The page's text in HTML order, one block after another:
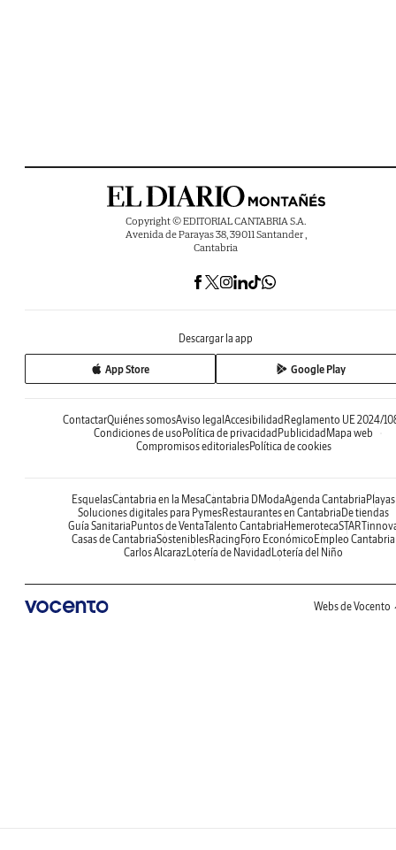
Copyright © EDITORIAL CANTABRIA S.A.
Avenida de Parayas 38, 39011 Santander ,
Cantabria
Descargar la app
App Store Google Play
ContactarQuiénes somosAviso legal Accesibilidad Reglamento UE 2024/
Condiciones de uso Política de privacidad Publicidad Mapa web
Compromisos editorialesPolítica de cookies
EsquelasCantabria en la MesaCantabria DModaAgenda Cantabria Playas
Soluciones digitales para PymesRestaurantes en Cantabria De tiendas
Guía Sanitaria Puntos de VentaTalento Cantabria Hemeroteca
Casas de CantabriaSosteniblesRacing Foro Económico Empleo Cantabria
Carlos AlcarazLotería de Navidad Lotería del Niño
Webs de Vocento